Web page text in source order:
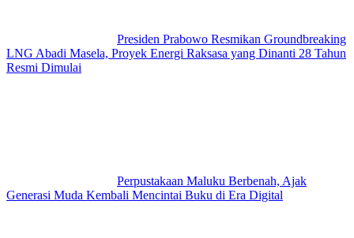
Presiden Prabowo Resmikan Groundbreaking
LNG Abadi Masela, Proyek Energi Raksasa yang Dinanti 28 Tahun
Resmi Dimulai
Perpustakaan Maluku Berbenah, Ajak
Generasi Muda Kembali Mencintai Buku di Era Digital